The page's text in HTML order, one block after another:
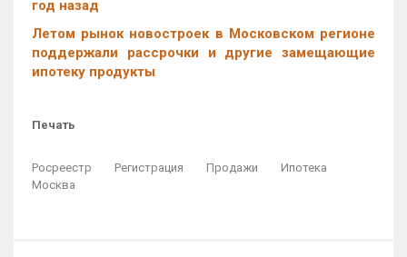
год назад
Летом рынок новостроек в Московском регионе
поддержали рассрочки и другие замещающие
ипотеку продукты
Печать
Росреестр Регистрация Продажи
Ипотека
Москва